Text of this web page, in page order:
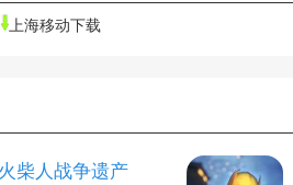
上海移动下载
火柴人战争遗产